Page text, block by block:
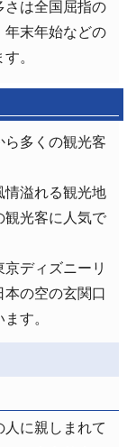
さは全国屈指の
年末年始などの
。
多くの観光客
情溢れる観光地
観光客に人気で
ディズニーリ
の空の玄関口
す。
人に親しまれて